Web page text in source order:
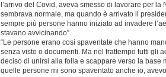
l’arrivo del Covid, aveva smesso di lavorare per
sembrava normale, ma quando è arrivato il
sempre più persone hanno iniziato ad invadere
stavano avvicinando”.
“Le persone erano così spaventate che hanno
senza visto o documenti. Ma nel frattempo tutti gli
deciso di unirsi alla folla e scappare verso la base
quelle persone mi sono spaventato anche io,